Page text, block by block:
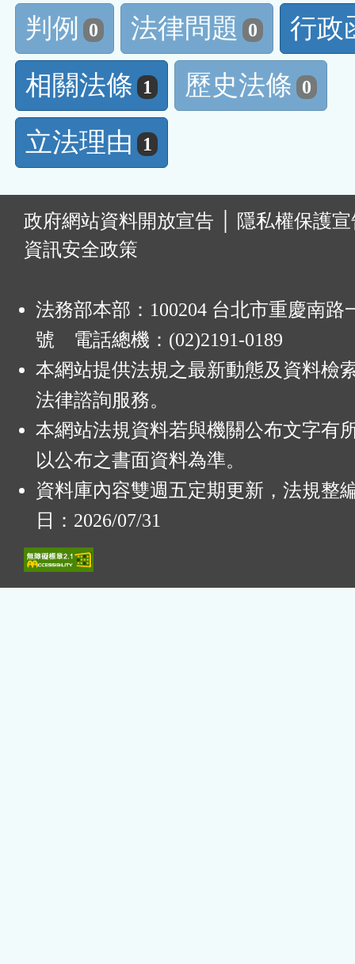
判例
0 法律問題 0
行政
相關法條
1 歷史法條 0
立法理由 1
政府網站資料開放宣告
隱私權保護
資訊安全政策
法務部本部：100204 台北市重慶南路
號 電話總機：(02)2191-0189
本網站提供法規之最新動態及資料檢
法律諮詢服務。
本網站法規資料若與機關公布文字有
以公布之書面資料為準。
資料庫內容雙週五定期更新，法規整
日：2026/07/31